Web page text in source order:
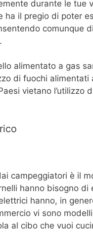
durante le tue
ha il pregio di poter
comunque
alimentato a gas
di fuochi
vietano l’utilizzo
campeggiatori è il
hanno bisogno di
hanno, in
vi sono
al cibo che vuoi